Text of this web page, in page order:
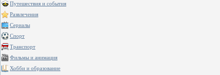
Путешествия и события
Развлечения
Сериалы
Спорт
Транспорт
Фильмы и анимация
Хобби и образование